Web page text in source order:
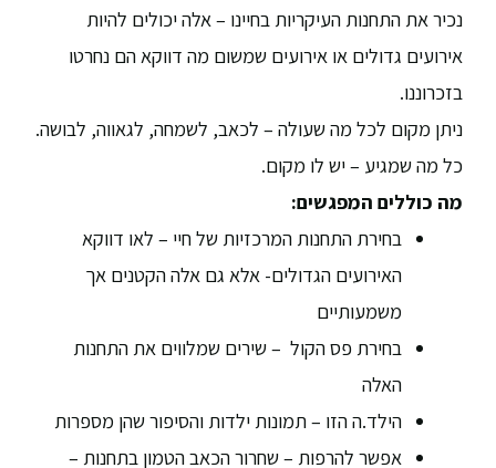
נכיר את התחנות העיקריות בחיינו – אלה יכולים להיות
אירועים גדולים או אירועים שמשום מה דווקא הם נחרטו
בזכרוננו.
ניתן מקום לכל מה שעולה – לכאב, לשמחה, לגאווה, לבושה.
כל מה שמגיע – יש לו מקום.
מה כוללים המפגשים:
בחירת התחנות המרכזיות של חיי – לאו דווקא
האירועים הגדולים- אלא גם אלה הקטנים אך
משמעותיים
בחירת פס הקול – שירים שמלווים את התחנות
האלה
הילד.ה הזו – תמונות ילדות והסיפור שהן מספרות
אפשר להרפות – שחרור הכאב הטמון בתחנות –